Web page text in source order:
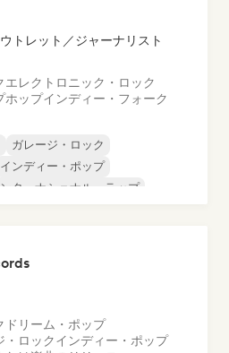
トレット／ジャーナリスト
エレクトロニック・ロック
ホップインディー・フォーク
ガレージ・ロック
インディー・ポップ
ンターナショナル・ラップ
ドリーム・ポップ
・ロックインディー・ポップ